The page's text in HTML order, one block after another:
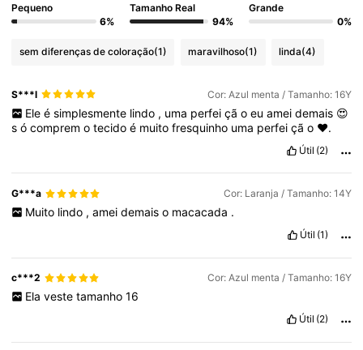
Pequeno
6%
Tamanho Real
94%
Grande
0%
sem diferenças de coloração(1) maravilhoso(1) linda(4)
S***l Cor: Azul menta / Tamanho: 16Y
Ele é simplesmente lindo , uma perfei çã o eu amei demais 😍
sócompremotecidoé muitofresquinho uma perfeição ❤️.
Útil (2)
G***a Cor: Laranja / Tamanho: 14Y
Muito lindo , amei demais o macacada .
Útil (1)
c***2 Cor: Azul menta / Tamanho: 16Y
Ela veste tamanho 16
Útil (2)